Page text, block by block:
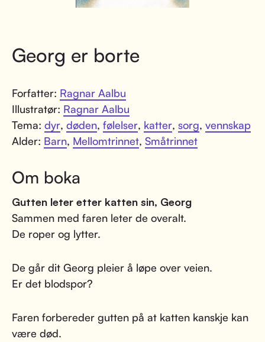
Georg er borte
Forfatter: Ragnar Aalbu
Illustratør: Ragnar Aalbu
Tema: dyr, døden, følelser, katter, sorg, vennskap
Alder: Barn, Mellomtrinnet, Småtrinnet
Om boka
Gutten leter etter katten sin, Georg
Sammen med faren leter de overalt.
De roper og lytter.
De går dit Georg pleier å løpe over veien.
Er det blodspor?
Faren forbereder gutten på at katten kanskje kan
være død.